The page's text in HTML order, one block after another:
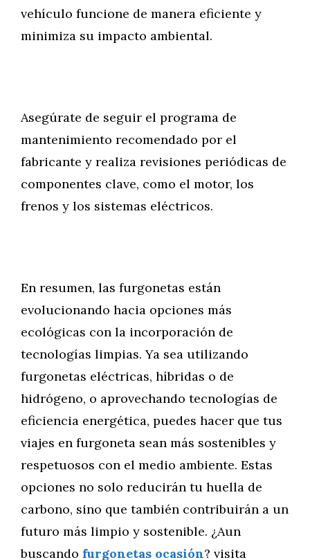
vehículo funcione de manera eficiente y
minimiza su impacto ambiental.
Asegúrate de seguir el programa de
mantenimiento recomendado por el
fabricante y realiza revisiones periódicas de
componentes clave, como el motor, los
frenos y los sistemas eléctricos.
En resumen, las furgonetas están
evolucionando hacia opciones más
ecológicas con la incorporación de
tecnologías limpias. Ya sea utilizando
furgonetas eléctricas, híbridas o de
hidrógeno, o aprovechando tecnologías de
eficiencia energética, puedes hacer que tus
viajes en furgoneta sean más sostenibles y
respetuosos con el medio ambiente. Estas
opciones no solo reducirán tu huella de
carbono, sino que también contribuirán a un
futuro más limpio y sostenible. ¿Aun
buscando furgonetas ocasión? visita